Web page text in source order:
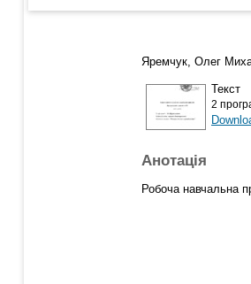
Яремчук, Олег
Текст
2
Анотація
Робоча навчальна